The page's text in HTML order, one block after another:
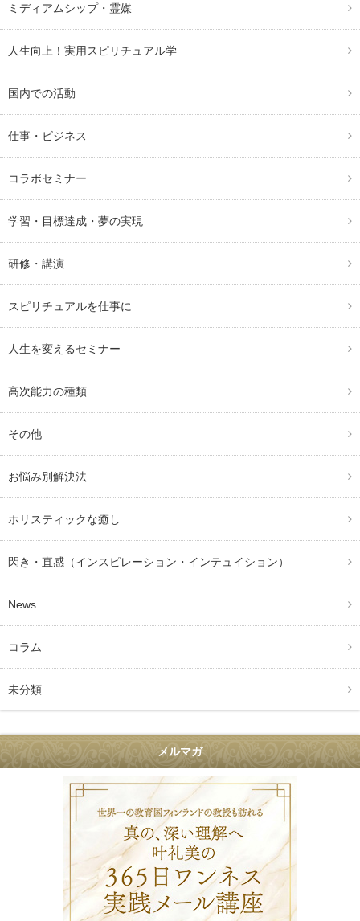
ミディアムシップ・霊媒
人生向上！実用スピリチュアル学
国内での活動
仕事・ビジネス
コラボセミナー
学習・目標達成・夢の実現
研修・講演
スピリチュアルを仕事に
人生を変えるセミナー
高次能力の種類
その他
お悩み別解決法
ホリスティックな癒し
閃き・直感（インスピレーション・インテュイション）
News
コラム
未分類
メルマガ